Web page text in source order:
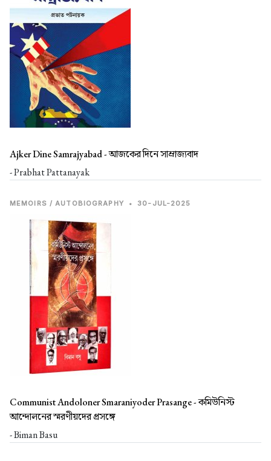
Ajker Dine Samrajyabad -আজকের দিনে সাম্রাজ্যবাদ
- Prabhat Pattanayak
MEMOIRS / AUTOBIOGRAPHY • 30-JUL-2025
Communist Andoloner Smaraniyoder Prasange -কমিউনিস্ট
আন্দোলনের স্মরণীয়দের প্রসঙ্গে
- Biman Basu